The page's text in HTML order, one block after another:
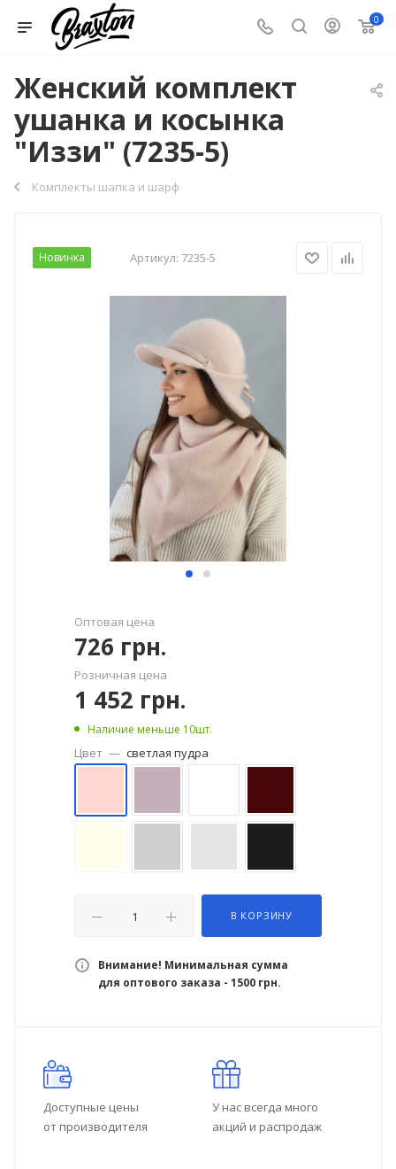
0
Женский комплект
ушанка и косынка
"Иззи" (7235-5)
Комплекты шапка и шарф
Новинка Артикул: 7235-5
Оптовая цена
726 грн.
Розничная цена
1 452 грн.
Наличие меньше 10шт.
Цвет — светлая пудра
В КОРЗИНУ
Внимание! Минимальная сумма
для оптового заказа - 1500 грн.
Доступные цены
от производителя
У нас всегда много
акций и распродаж